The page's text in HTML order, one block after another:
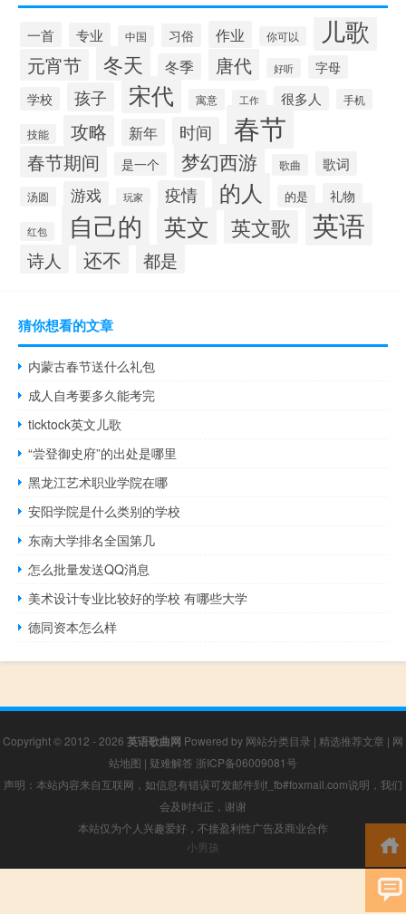
一首 专业 中国 习俗 作业 你可以 儿歌
元宵节 冬天 冬季 唐代 好听
字母
学校
孩子 宋代 寓意 工作 很多人 手机
技能 攻略 新年 时间 春节
春节期间 是一个 梦幻西游 歌曲 歌词
汤圆 游戏 玩家 疫情 的人 的是 礼物
红包 自己的 英文 英文歌 英语
诗人 还不 都是
猜你想看的文章
内蒙古春节送什么礼包
成人自考要多久能考完
ticktock英文儿歌
“尝登御史府”的出处是哪里
黑龙江艺术职业学院在哪
安阳学院是什么类别的学校
东南大学排名全国第几
怎么批量发送QQ消息
美术设计专业比较好的学校 有哪些大学
德同资本怎么样
Copyright © 2012 - 2026 英语歌曲网 Powered by 网站分类目录 | 精选推荐文章 | 网
站地图 | 疑难解答 浙ICP备06009081号
声明：本站内容来自互联网，如信息有错误可发邮件到f_fb#foxmail.com说明，我们
会及时纠正，谢谢
本站仅为个人兴趣爱好，不接盈利性广告及商业合作
小男孩